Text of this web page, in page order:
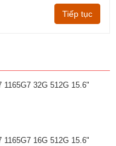
Tiếp tục
1165G7 32G 512G 15.6"
1165G7 16G 512G 15.6"